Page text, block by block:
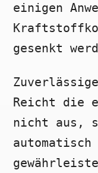
einigen
gesenkt
Reicht die
nicht aus,